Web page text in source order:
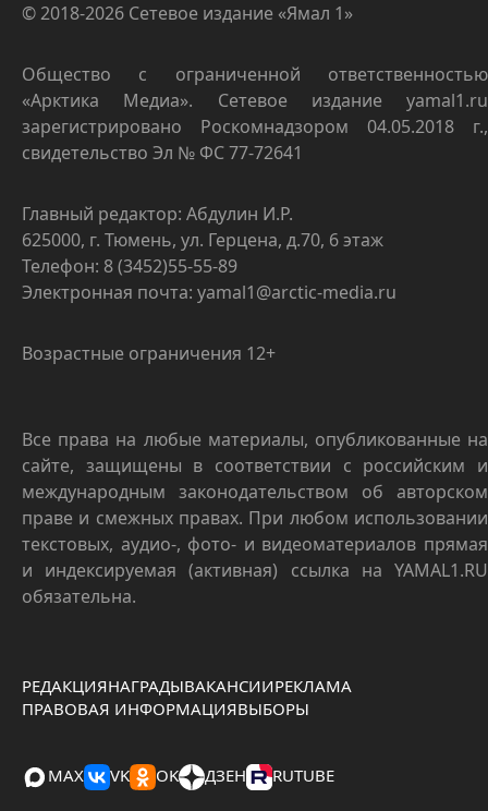
© 2018-2026 Сетевое издание «Ямал 1»
Общество с ограниченной ответственностью
«Арктика Медиа». Сетевое издание yamal1.ru
зарегистрировано Роскомнадзором 04.05.2018 г.,
свидетельство Эл № ФС 77-72641
Главный редактор: Абдулин И.Р.
625000, г. Тюмень, ул. Герцена, д.70, 6 этаж
Телефон: 8 (3452)55-55-89
Электронная почта: yamal1@arctic-media.ru
Возрастные ограничения 12+
Все права на любые материалы, опубликованные на
сайте, защищены в соответствии с российским и
международным законодательством об авторском
праве и смежных правах. При любом использовании
текстовых, аудио-, фото- и видеоматериалов прямая
и индексируемая (активная) ссылка на YAMAL1.RU
обязательна.
РЕДАКЦИЯНАГРАДЫВАКАНСИИРЕКЛАМА
ПРАВОВАЯ ИНФОРМАЦИЯВЫБОРЫ
MAX VK OK ДЗЕН RUTUBE